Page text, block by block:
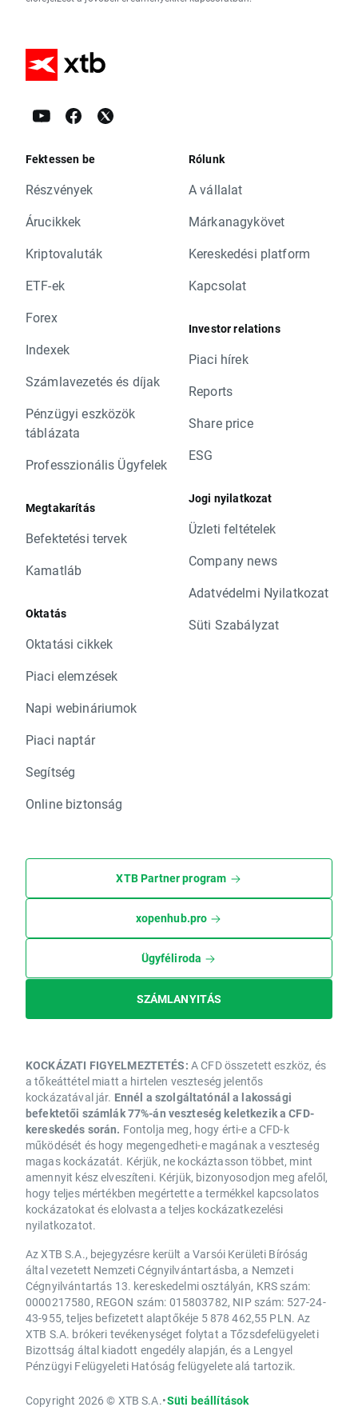
Fektessen be
Részvények
Árucikkek
Kriptovaluták
ETF-ek
Forex
Indexek
Számlavezetés és díjak
Pénzügyi eszközök
táblázata
Professzionális Ügyfelek
Megtakarítás
Befektetési tervek
Kamatláb
Oktatás
Oktatási cikkek
Piaci elemzések
Napi webináriumok
Piaci naptár
Segítség
Online biztonság
Rólunk
A vállalat
Márkanagykövet
Kereskedési platform
Kapcsolat
Investor relations
Piaci hírek
Reports
Share price
ESG
Jogi nyilatkozat
Üzleti feltételek
Company news
Adatvédelmi Nyilatkozat
Süti Szabályzat
XTB Partner program
xopenhub.pro
Ügyféliroda
SZÁMLANYITÁS
KOCKÁZATI FIGYELMEZTETÉS: A CFD összetett eszköz, és
a tőkeáttétel miatt a hirtelen veszteség jelentős
kockázatával jár. Ennél a szolgáltatónál a lakossági
befektetői számlák 77%-án veszteség keletkezik a CFD-
kereskedés során. Fontolja meg, hogy érti-e a CFD-k
működését és hogy megengedheti-e magának a veszteség
magas kockázatát. Kérjük, ne kockáztasson többet, mint
amennyit kész elveszíteni. Kérjük, bizonyosodjon meg afelől,
hogy teljes mértékben megértette a termékkel kapcsolatos
kockázatokat és elolvasta a teljes kockázatkezelési
nyilatkozatot.
Az XTB S.A., bejegyzésre került a Varsói Kerületi Bíróság
által vezetett Nemzeti Cégnyilvántartásba, a Nemzeti
Cégnyilvántartás 13. kereskedelmi osztályán, KRS szám:
0000217580, REGON szám: 015803782, NIP szám: 527-24-
43-955, teljes befizetett alaptőkéje 5 878 462,55 PLN. Az
XTB S.A. brókeri tevékenységet folytat a Tőzsdefelügyeleti
Bizottság által kiadott engedély alapján, és a Lengyel
Pénzügyi Felügyeleti Hatóság felügyelete alá tartozik.
Copyright 2026 © XTB S.A.•Süti beállítások